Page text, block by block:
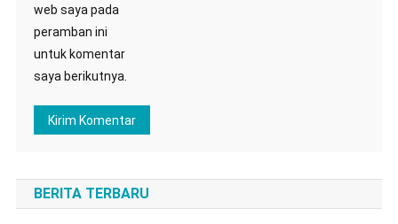
web saya pada
peramban ini
untuk komentar
saya berikutnya.
BERITA TERBARU